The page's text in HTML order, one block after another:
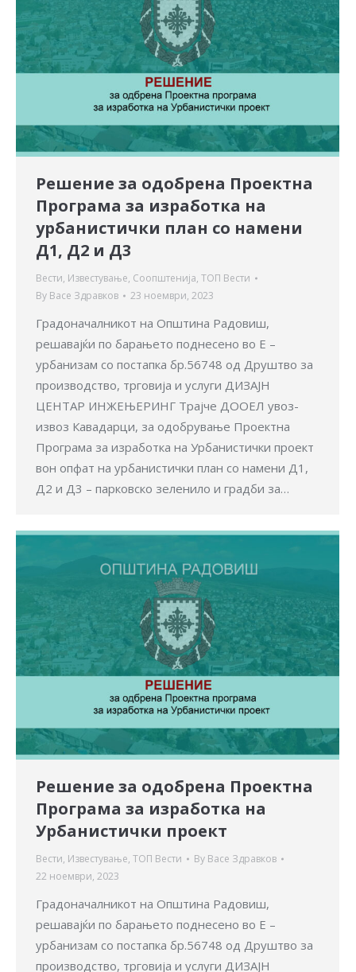
Решение за одобрена Проектна
Програма за изработка на
урбанистички план со намени
Д1, Д2 и Д3
Вести, Известување, Соопштенија, ТОП Вести
By Васе Здравков 23 ноември, 2023
Градоначалникот на Општина Радовиш,
решавајќи по барањето поднесено во E –
урбанизам со постапка бр.56748 од Друштво за
производство, трговија и услуги ДИЗАЈН
ЦЕНТАР ИНЖЕЊЕРИНГ Трајче ДООЕЛ увоз-
извоз Кавадарци, за одобрување Проектна
Програма за изработка на Урбанистички проект
вон опфат на урбанистички план со намени Д1,
Д2 и Д3 – парковско зеленило и градби за…
Решение за одобрена Проектна
Програма за изработка на
Урбанистички проект
Вести, Известување, ТОП Вести By Васе Здравков
22 ноември, 2023
Градоначалникот на Општина Радовиш,
решавајќи по барањето поднесено во E –
урбанизам со постапка бр.56748 од Друштво за
производство, трговија и услуги ДИЗАЈН